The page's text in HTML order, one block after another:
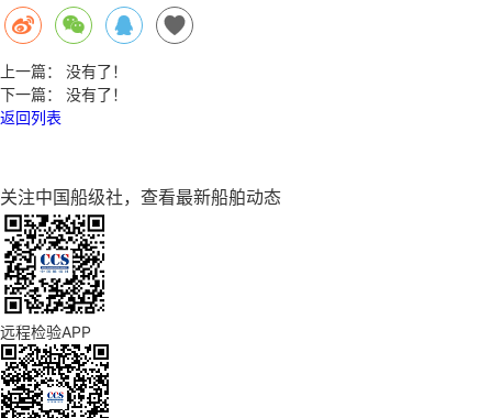
上一篇：
没有了！
下一篇：
没有了！
返回列表
关注中国船级社，查看最新船舶动态
远程检验APP